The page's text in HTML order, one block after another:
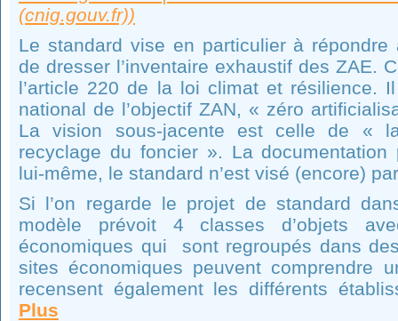
(cnig.gouv.fr))
Le standard vise en particulier à répondre
de dresser l’inventaire exhaustif des ZAE.
l’article 220 de la loi climat et résilience.
national de l’objectif ZAN, « zéro
La vision sous-jacente est celle de «
recyclage du foncier ». La documentation
lui-même, le standard n’est visé (encore)
Si l’on regarde le projet de standard
modèle prévoit 4 classes d’objets
économiques qui sont regroupés dans
sites économiques peuvent comprendre
recensent également les différents
Plus